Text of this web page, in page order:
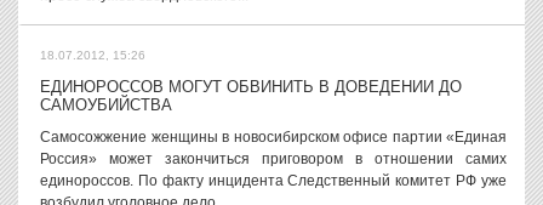
18.07.2012, 15:26
ЕДИНОРОССОВ МОГУТ ОБВИНИТЬ В ДОВЕДЕНИИ ДО
САМОУБИЙСТВА
Самосожжение женщины в новосибирском офисе партии «Единая
Россия» может закончиться приговором в отношении самих
единороссов. По факту инцидента Следственный комитет РФ уже